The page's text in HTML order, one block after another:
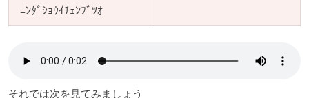
ﾆﾝﾀﾞｼｮｳｲﾁｪﾝﾌﾞﾂｵ
それでは次を見てみましょう